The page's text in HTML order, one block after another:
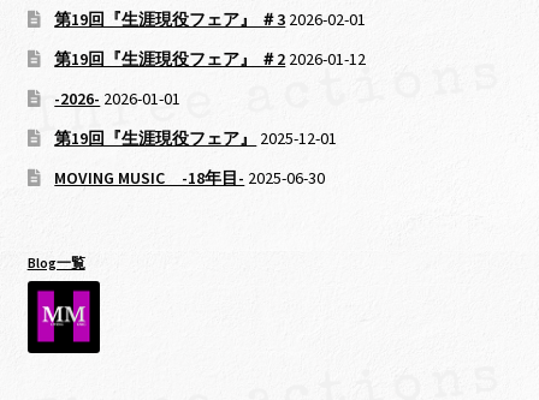
ー
シ
ョ
ン
第19回『生涯現役フェア』 ＃3 2026-02-01
第19回『生涯現役フェア』 ＃2 2026-01-12
-2026- 2026-01-01
第19回『生涯現役フェア』
2025-12-01
MOVING MUSIC -18年目- 2025-06-30
Blog一覧